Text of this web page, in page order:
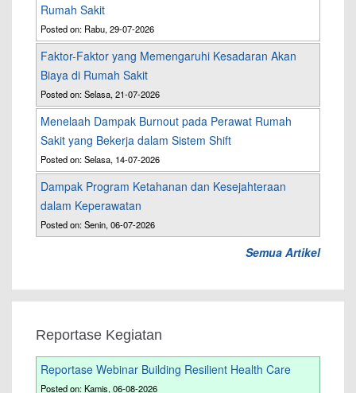
Rumah Sakit
Posted on: Rabu, 29-07-2026
Faktor-Faktor yang Memengaruhi Kesadaran Akan
Biaya di Rumah Sakit
Posted on: Selasa, 21-07-2026
Menelaah Dampak Burnout pada Perawat Rumah
Sakit yang Bekerja dalam Sistem Shift
Posted on: Selasa, 14-07-2026
Dampak Program Ketahanan dan Kesejahteraan
dalam Keperawatan
Posted on: Senin, 06-07-2026
Semua Artikel
Reportase Kegiatan
Reportase Webinar Building Resilient Health Care
Posted on: Kamis, 06-08-2026